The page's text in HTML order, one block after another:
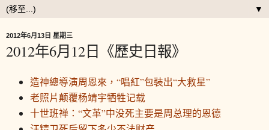
▼
2012年6月13日 星期三
2012年6月12日《歷史日報》
造神總導演周恩來，“唱紅”包裝出“大救星”
老照片颠覆杨靖宇牺牲记载
十世班禅：“文革”中没死主要是周总理的恩德